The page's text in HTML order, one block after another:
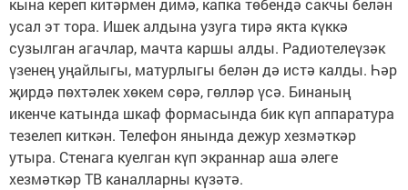
кына кереп китәрмен димә, капка төбендә сакчы белән
усал эт тора. Ишек алдына узуга тирә якта күккә
сузылган агачлар, мачта каршы алды. Радиотелеүзәк
үзенең уңайлыгы, матурлыгы белән дә истә калды. Һәр
җирдә пөхтәлек хөкем сөрә, гөлләр үсә. Бинаның
икенче катында шкаф формасында бик күп аппаратура
тезелеп киткән. Телефон янында дежур хезмәткәр
утыра. Стенага куелган күп экраннар аша әлеге
хезмәткәр ТВ каналларны күзәтә.